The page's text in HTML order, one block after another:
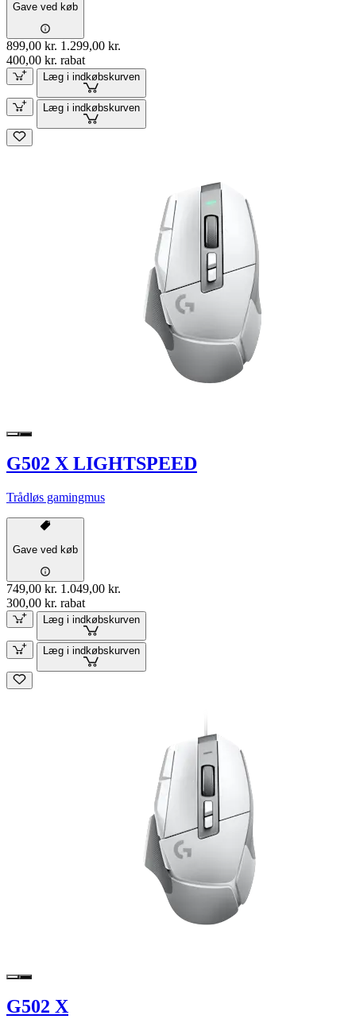
Gave ved køb
899,00 kr. 1.299,00 kr.
400,00 kr. rabat
Læg i indkøbskurven
Læg i indkøbskurven
G502 X LIGHTSPEED
Trådløs gamingmus
Gave ved køb
749,00 kr. 1.049,00 kr.
300,00 kr. rabat
Læg i indkøbskurven
Læg i indkøbskurven
G502 X